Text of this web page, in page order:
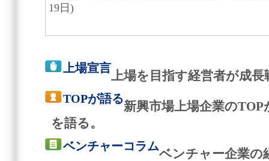
19日)
上場宣言
上場を目指す経営者が成
TOPが語る
新興市場上場企業の
を語る。
ベンチャーコラム
ベンチャー企業の